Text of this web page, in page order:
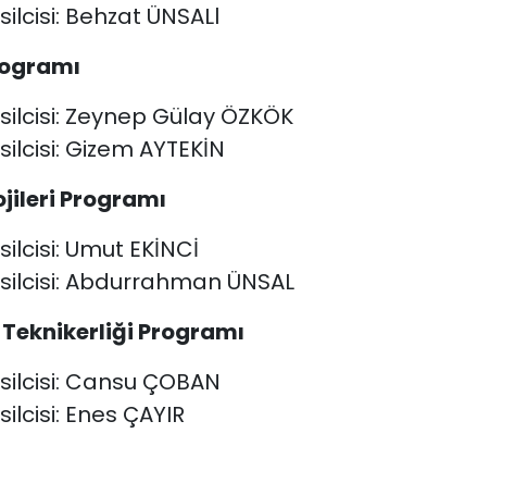
Behzat ÜNSALl
Zeynep Gülay ÖZKÖK
Gizem AYTEKİN
Programı
Umut EKİNCİ
Abdurrahman ÜNSAL
Programı
Cansu ÇOBAN
Enes ÇAYIR